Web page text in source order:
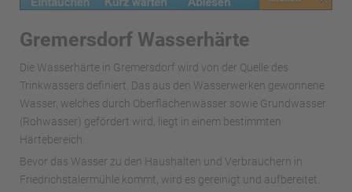
Gremersdorf Wasserhärte
Die Wasserhärte in Gremersdorf wird von der Quelle des
Trinkwassers definiert. Das aus den Wasserwerken gewonnene
Wasser, welches durch Oberflächenwässer sowie Grundwasser
(Rohwasser) gefördert wird, liegt in einem bestimmten
Härtebereich.
Bevor das Wasser zu den Haushalten und Verbrauchern in
Friedrichstalermühle kommt, wird es gereinigt und aufbereitet.